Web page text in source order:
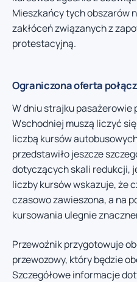
Mieszkańcy tych obszarów
zakłóceń związanych z
protestacyjną.
Ograniczona oferta
W dniu strajku pasażerowie
Wschodniej muszą liczyć
liczbą kursów
przedstawiło jeszcze
dotyczących skali redukcji,
liczby kursów wskazuje, że
czasowo zawieszona, a na
kursowania ulegnie
Przewoźnik przygotowuje
przewozowy, który będzie
Szczegółowe informacje